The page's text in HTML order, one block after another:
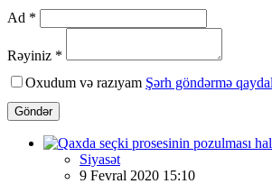
Ad *
Rəyiniz *
Oxudum və razıyam Şərh göndərmə
Göndər
Siyasət
9 Fevral 2020 15:10